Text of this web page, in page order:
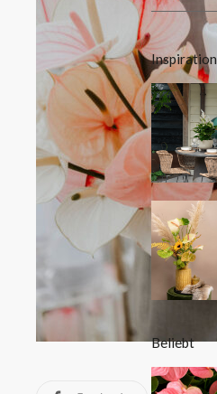
Inspiration
Beliebt